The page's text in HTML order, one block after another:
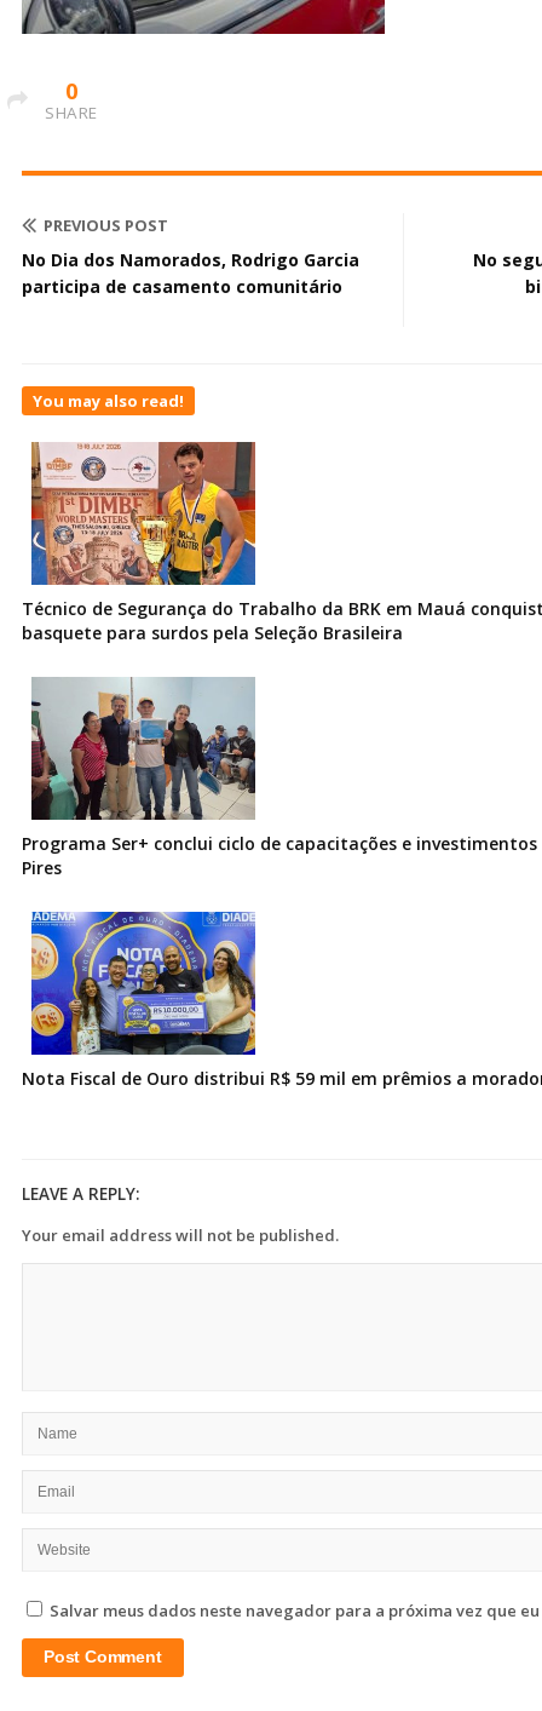
0
SHARE
PREVIOUS POST
No Dia dos Namorados, Rodrigo Garcia
participa de casamento comunitário
No
You may also read!
Técnico de Segurança do Trabalho da BRK em Mauá
basquete para surdos pela Seleção Brasileira
Programa Ser+ conclui ciclo de capacitações e
Pires
Nota Fiscal de Ouro distribui R$ 59 mil em prêmios a
LEAVE A REPLY:
Your email address will not be published.
Salvar meus dados neste navegador para a próxima vez que